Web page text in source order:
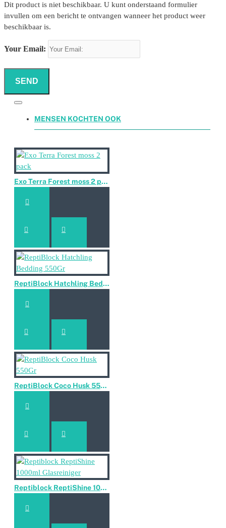
Dit product is niet beschikbaar. U kunt onderstaand formulier
invullen om een bericht te ontvangen wanneer het product weer
beschikbaar is.
Your Email:
SEND
MENSEN KOCHTEN OOK
Exo Terra Forest moss 2 pack
ReptiBlock Hatchling Bedding 550Gr
ReptiBlock Coco Husk 550Gr
Reptiblock ReptiShine 1000ml Glasreiniger